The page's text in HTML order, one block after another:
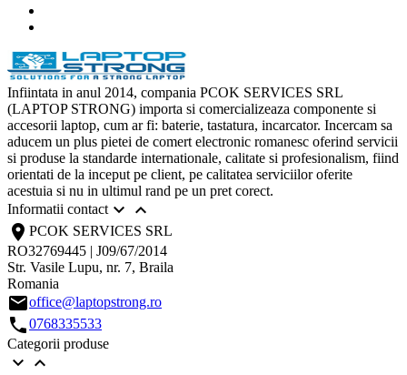
Infiintata in anul 2014, compania PCOK SERVICES SRL
(LAPTOP STRONG) importa si comercializeaza componente si
accesorii laptop, cum ar fi: baterie, tastatura, incarcator. Incercam sa
aducem un plus pietei de comert electronic romanesc oferind servicii
si produse la standarde internationale, calitate si profesionalism, fiind
orientati de la inceput pe client, pe calitatea serviciilor oferite
acestuia si nu in ultimul rand pe un pret corect.
Informatii contact 
location_on PCOK SERVICES SRL
RO32769445 | J09/67/2014
Str. Vasile Lupu, nr. 7, Braila
Romania
emailoffice@laptopstrong.ro
call0768335533
Categorii produse
 